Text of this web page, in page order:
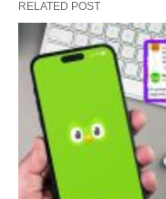
RELATED POST